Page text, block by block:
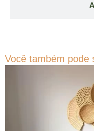
Você também pode